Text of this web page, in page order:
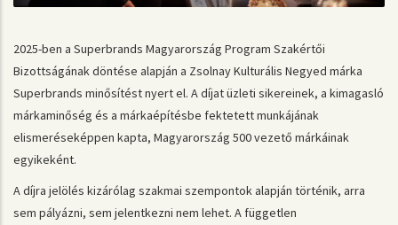
2025-ben a Superbrands Magyarország Program Szakértői
Bizottságának döntése alapján a Zsolnay Kulturális Negyed márka
Superbrands minősítést nyert el. A díjat üzleti sikereinek, a kimagasló
márkaminőség és a márkaépítésbe fektetett munkájának
elismeréseképpen kapta, Magyarország 500 vezető márkáinak
egyikeként.
A díjra jelölés kizárólag szakmai szempontok alapján történik, arra
sem pályázni, sem jelentkezni nem lehet. A független